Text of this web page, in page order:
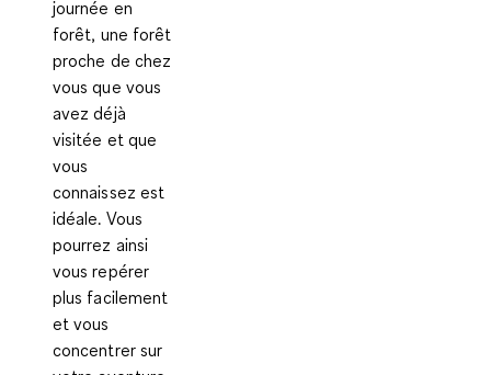
journée en
forêt, une forêt
proche de chez
vous que vous
avez déjà
visitée et que
vous
connaissez est
idéale. Vous
pourrez ainsi
vous repérer
plus facilement
et vous
concentrer sur